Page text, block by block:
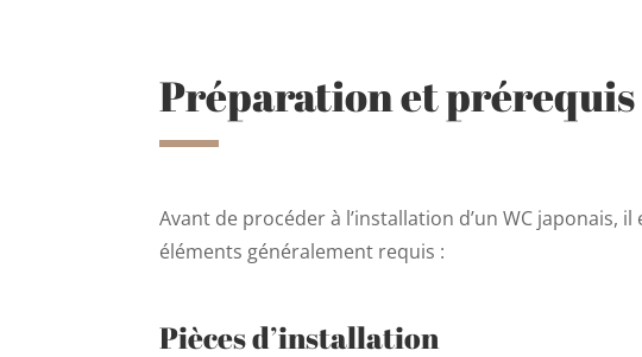
Préparation et
Avant de procéder à l’installation d’un WC japonais,
éléments généralement requis :
Pièces d’installation